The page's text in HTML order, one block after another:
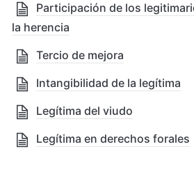
Participación de los
la herencia
Tercio de mejora
Intangibilidad de la legítima
Legítima del viudo
Legítima en derechos forales